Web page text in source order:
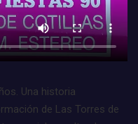
Una historia
de Las Torres de